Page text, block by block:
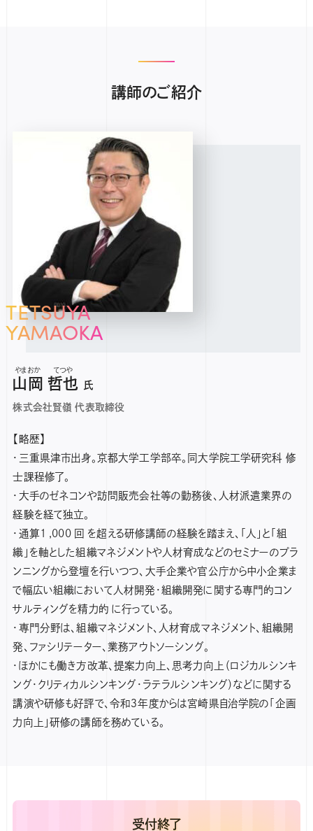
講師のご紹介
TETSUYA
YAMAOKA
山岡 哲也 氏
株式会社賢嶺 代表取締役
【略歴】
・三重県津市出身。京都大学工学部卒。同大学院工学研究科 修
士課程修了。
・大手のゼネコンや訪問販売会社等の勤務後、人材派遣業界の
経験を経て独立。
・通算1 ,000 回 を超える研修講師の経験を踏まえ、「人」と「組
織」を軸とした組織マネジメントや人材育成などのセミナーのプラ
ンニングから登壇を行いつつ、大手企業や官公庁から中小企業ま
で幅広い組織において人材開発・組織開発に関する専門的コン
サルティングを精力的 に行っている。
・専門分野は、組織マネジメント、人材育成マネジメント、組織開
発、ファシリテーター、業務アウトソーシング。
・ほかにも働き方改革、提案力向上、思考力向上（ロジカルシンキ
ング・クリティカルシンキング・ラテラルシンキング）などに関する
講演や研修も好評で、令和３年度からは宮崎県自治学院の「企画
力向上」研修の講師を務めている。
受付終了